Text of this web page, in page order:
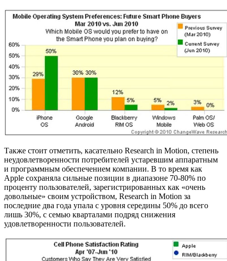
Также стоит отметить, касательно Research in Motion, степень
неудовлетворенности потребителей устаревшим аппаратным
и программным обеспечением компании. В то время как
Apple сохраняла сильные позиции в диапазоне 70-80% по
проценту пользователей, зарегистрированных как «очень
довольные» своим устройством, Research in Motion за
последние два года упала с уровня середины 50% до всего
лишь 30%, с семью кварталами подряд снижения
удовлетворенности пользователей.